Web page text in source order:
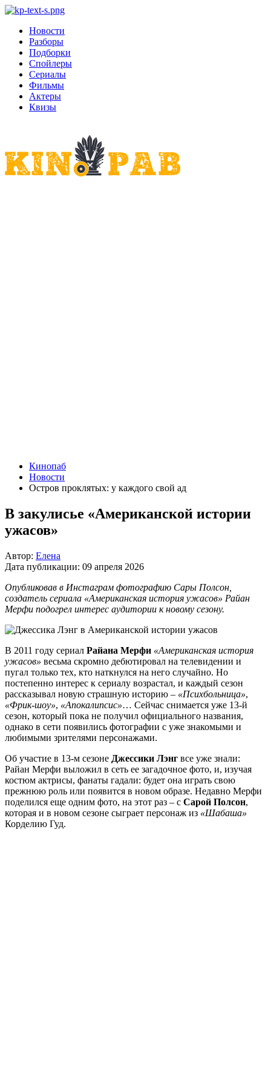
Новости
Разборы
Подборки
Спойлеры
Сериалы
Фильмы
Актеры
Квизы
Кинопаб
Новости
Остров проклятых: у каждого свой ад
В закулисье «Американской истории
ужасов»
Автор: Елена
Дата публикации: 09 апреля 2026
Опубликовав в Инстаграм фотографию Сары Полсон,
создатель сериала «Американская история ужасов» Райан
Мерфи подогрел интерес аудитории к новому сезону.
В 2011 году сериал Райана Мерфи «Американская история
ужасов» весьма скромно дебютировал на телевидении и
пугал только тех, кто наткнулся на него случайно. Но
постепенно интерес к сериалу возрастал, и каждый сезон
рассказывал новую страшную историю – «Психбольница»,
«Фрик-шоу», «Апокалипсис»… Сейчас снимается уже 13-й
сезон, который пока не получил официального названия,
однако в сети появились фотографии с уже знакомыми и
любимыми зрителями персонажами.
Об участие в 13-м сезоне Джессики Лэнг все уже знали:
Райан Мерфи выложил в сеть ее загадочное фото, и, изучая
костюм актрисы, фанаты гадали: будет она играть свою
прежнюю роль или появится в новом образе. Недавно Мерфи
поделился еще одним фото, на этот раз – с Сарой Полсон,
которая и в новом сезоне сыграет персонаж из «Шабаша»
Корделию Гуд.